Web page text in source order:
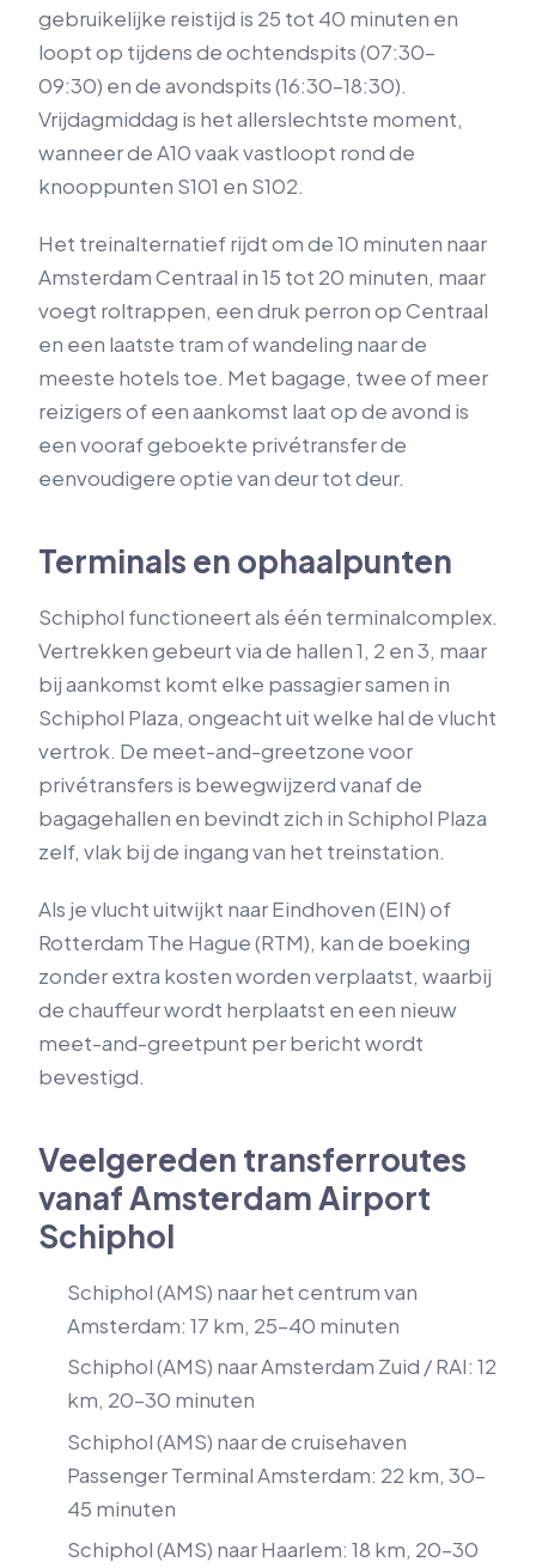
gebruikelijke reistijd is 25 tot 40 minuten en
loopt op tijdens de ochtendspits (07:30–
09:30) en de avondspits (16:30–18:30).
Vrijdagmiddag is het allerslechtste moment,
wanneer de A10 vaak vastloopt rond de
knooppunten S101 en S102.
Het treinalternatief rijdt om de 10 minuten naar
Amsterdam Centraal in 15 tot 20 minuten, maar
voegt roltrappen, een druk perron op Centraal
en een laatste tram of wandeling naar de
meeste hotels toe. Met bagage, twee of meer
reizigers of een aankomst laat op de avond is
een vooraf geboekte privétransfer de
eenvoudigere optie van deur tot deur.
Terminals en ophaalpunten
Schiphol functioneert als één terminalcomplex.
Vertrekken gebeurt via de hallen 1, 2 en 3, maar
bij aankomst komt elke passagier samen in
Schiphol Plaza, ongeacht uit welke hal de vlucht
vertrok. De meet-and-greetzone voor
privétransfers is bewegwijzerd vanaf de
bagagehallen en bevindt zich in Schiphol Plaza
zelf, vlak bij de ingang van het treinstation.
Als je vlucht uitwijkt naar Eindhoven (EIN) of
Rotterdam The Hague (RTM), kan de boeking
zonder extra kosten worden verplaatst, waarbij
de chauffeur wordt herplaatst en een nieuw
meet-and-greetpunt per bericht wordt
bevestigd.
Veelgereden transferroutes
vanaf Amsterdam Airport
Schiphol
Schiphol (AMS) naar het centrum van
Amsterdam: 17 km, 25–40 minuten
Schiphol (AMS) naar Amsterdam Zuid / RAI: 12
km, 20–30 minuten
Schiphol (AMS) naar de cruisehaven
Passenger Terminal Amsterdam: 22 km, 30–
45 minuten
Schiphol (AMS) naar Haarlem: 18 km, 20–30